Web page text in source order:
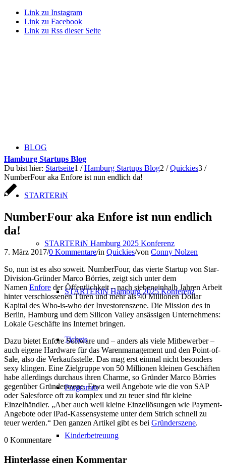
Link zu Instagram
Link zu Facebook
Link zu Rss dieser Seite
BLOG
STARTERiN
STARTERiN Hamburg 2025 Konferenz
STARTERiN Hamburg 2025 Konferenz
Tickets
Programm
Kinderbetreuung
Hamburg Startups Blog
Du bist hier: Startseite1 / Hamburg Startups Blog2 / Quickies3 /
NumberFour aka Enfore ist nun endlich da!
NumberFour aka Enfore ist nun endlich
da!
7. März 2017/0 Kommentare/in Quickies/von Conny Nolzen
So, nun ist es also soweit. NumberFour, das vierte Startup von Star-
Division-Gründer Marco Börries, zeigt sich unter dem
Namen Enfore der Öffentlichkeit – nach siebeneinhalb Jahren Arbeit
hinter verschlossenen Türen und mehr als 40 Millionen Dollar
Kapital des Who-is-who der Investorenszene. Die Mission des in
Berlin, Hamburg und dem Silicon Valley ansässigen Unternehmens:
Lokale Geschäfte ins Internet bringen.
Dazu bietet Enfore Software und – anders als viele Mitbewerber –
auch eigene Hardware für das Warenmanagement und den Point-of-
Sale, also die Verkaufsstelle. Das mag erst einmal nicht besonders
sexy klingen. Eine Zielgruppe von 50 Millionen kleinen Geschäften
habe allerdings durchaus ihren Charme, so Gründer Marco Börries
gegenüber Gründerszene. Etwa weil Angebote wie die von SAP
oder Salesforce oft zu komplex und zu teuer sind für kleine
Einzelhändler. „Aber auch weil kleine Einzellösungen wie Payment-
Angebote oder iPad-Kassensysteme unter dem Strich schnell zu
teuer werden.“ Den ganzen Artikel gibt es bei Gründerszene.
0 Kommentare
Hinterlasse einen Kommentar